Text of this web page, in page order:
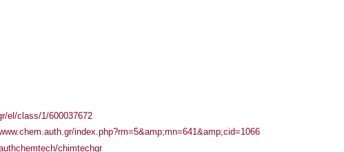
el/class/1/600037672
index.php?rm=5&amp;mn=641&amp;cid=1066
chimtechgr